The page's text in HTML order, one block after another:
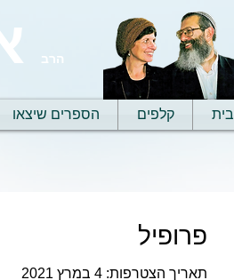
הרב
בית קלפים הספרים שיצאו
פרופיל
תאריך הצטרפות: 4 במרץ 2021